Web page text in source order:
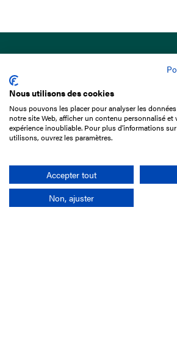
15 Boulevard de Douaumont
75017 Paris
01 49 10 20 29
Rechercher
Nous utilisons des cookies
Nous pouvons les placer pour analyser les
notre site Web, afficher un contenu personnalisé et
expérience inoubliable. Pour plus d'informations
utilisons, ouvrez les paramètres.
Accepter tout
Non, ajuster